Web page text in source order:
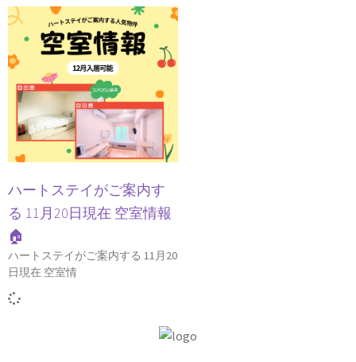
ハートステイがご案内す
る 11月20日現在 空室情報
🏠
ハートステイがご案内する 11月20
日現在 空室情